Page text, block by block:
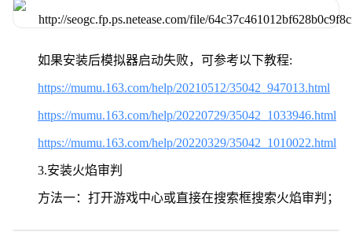
如果安装后模拟器启动失败，可参考以下教程:
https://mumu.163.com/help/20210512/35042_947013.html
https://mumu.163.com/help/20220729/35042_1033946.html
https://mumu.163.com/help/20220329/35042_1010022.html
3.安装火焰审判
方法一：打开游戏中心或直接在搜索框搜索火焰审判；